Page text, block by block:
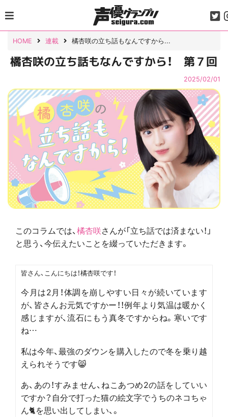
to
content
HOME 連載 橘杏咲の立ち話もなんですから...
橘杏咲の立ち話もなんですから！ 第７回
2025/02/01
このコラムでは、橘杏咲さんが「立ち話では済まない！」
と思う、今伝えたいことを綴っていただきます。
皆さん、こんにちは！橘杏咲です！
今月は2月！体調を崩しやすい日々が続いています
が、皆さんお元気ですかー！！例年より気温は暖かく
感じますが、流石にもう真冬ですからね。寒いです
ね…
私は今年、最強のダウンを購入したので冬を乗り越
えられそうです😸
あ、あの！すみません、ねこあつめ2の話をしていい
ですか？自分で打った猫の絵文字でうちのネコちゃ
ん🐈を思い出してしまい、。